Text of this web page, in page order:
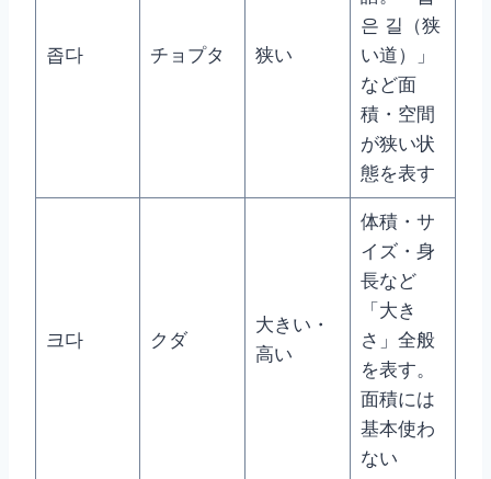
좁다 チョプタ 狭い
은 길（狭
い道）」
など面
積・空間
が狭い状
態を表す
크다 クダ
大きい・
高い
体積・サ
イズ・身
長など
「大き
さ」全般
を表す。
面積には
基本使わ
ない